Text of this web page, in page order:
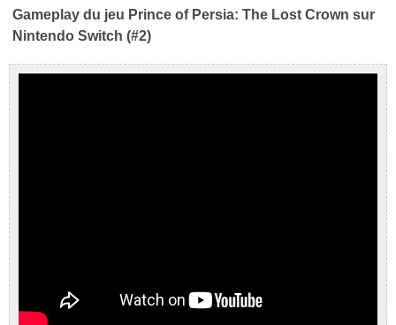
Gameplay du jeu Prince of Persia: The Lost Crown sur
Nintendo Switch (#2)